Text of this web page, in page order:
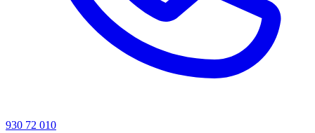
930 72 010